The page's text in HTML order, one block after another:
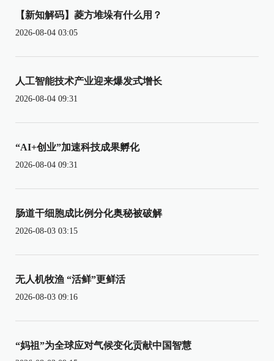
【新知解码】菱方堆垛有什么用？
2026-08-04 03:05
人工智能技术产业迎来爆发式增长
2026-08-04 09:31
“AI+创业”加速科技成果孵化
2026-08-04 09:31
肠道干细胞成比例分化奥秘被破解
2026-08-03 03:15
无人机牧渔 “活鲜”更鲜活
2026-08-03 09:16
“妈祖”为全球应对气候变化贡献中国智慧